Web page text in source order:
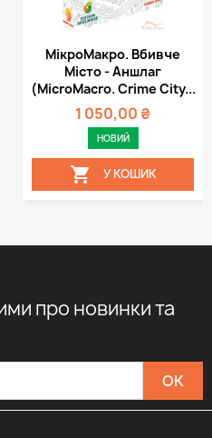
МікроМакро. Вбивче
Місто - Аншлаг
(MicroMacro. Crime City...
1 050,00 ₴
НОВИЙ
 У КОШИК
про новинки та